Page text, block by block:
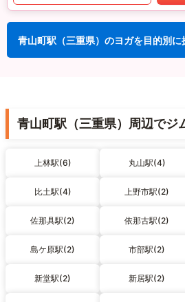
青山町駅（三重県）のヨガを目的別に
青山町駅（三重県）周辺でジ
上林駅(6) 丸山駅(4)
比土駅(4) 上野市駅(2)
佐那具駅(2) 依那古駅(2)
島ケ原駅(2) 市部駅(2)
新堂駅(2) 新居駅(2)